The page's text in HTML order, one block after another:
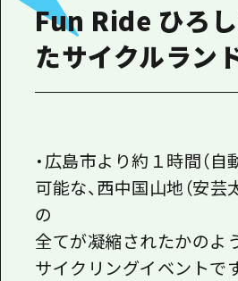
Fun Ride ひろ
たサイクルラン
・広島市より約１時間（自
可能な、西中国山地（安芸
の
全てが凝縮されたかのよ
サイクリングイベントで